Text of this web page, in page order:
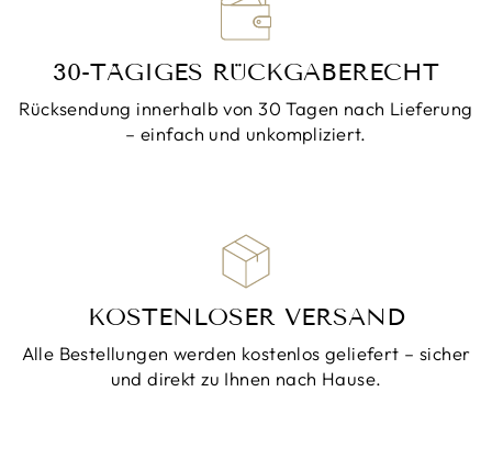
30-TÄGIGES RÜCKGABERECHT
Rücksendung innerhalb von 30 Tagen nach Lieferung
– einfach und unkompliziert.
KOSTENLOSER VERSAND
Alle Bestellungen werden kostenlos geliefert – sicher
und direkt zu Ihnen nach Hause.